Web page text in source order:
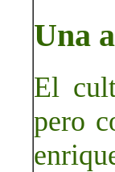
Una
El
pero